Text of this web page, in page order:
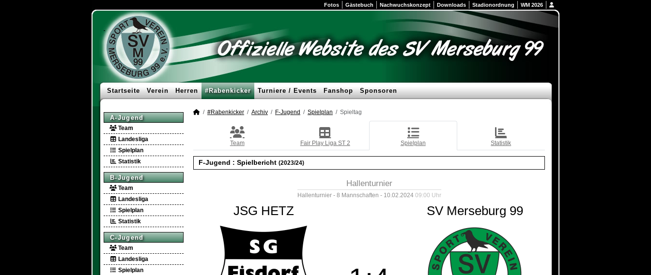
Fotos Gästebuch Nachwuchskonzept Downloads Stadionordnung WM 2026
Startseite Verein Herren #Rabenkicker Turniere / Events Fanshop Sponsoren
A-Jugend
Team
Landesliga
Spielplan
Statistik
B-Jugend
Team
Landesliga
Spielplan
Statistik
C-Jugend
Team
Landesliga
Spielplan
#Rabenkicker Archiv F-Jugend Spielplan Spieltag
Team Fair Play Liga ST 2 Spielplan Statistik
F-Jugend : Spielbericht (2023/24)
Hallenturnier
Hallenturnier - 8 Mannschaften - 10.02.2024 09:00 Uhr
JSG HETZ SV Merseburg 99